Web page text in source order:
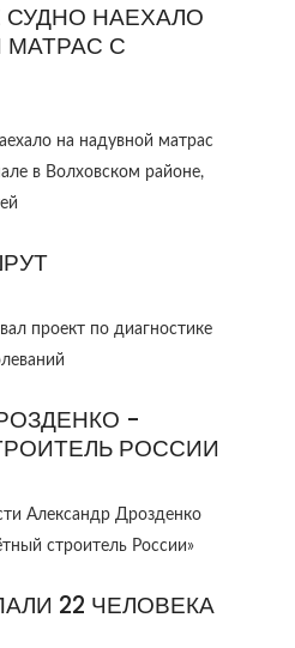
НАЕХАЛО
С
на надувной матрас
в Волховском районе,
проект по диагностике
-
РОССИИ
Александр Дрозденко
строитель России»
22 ЧЕЛОВЕКА